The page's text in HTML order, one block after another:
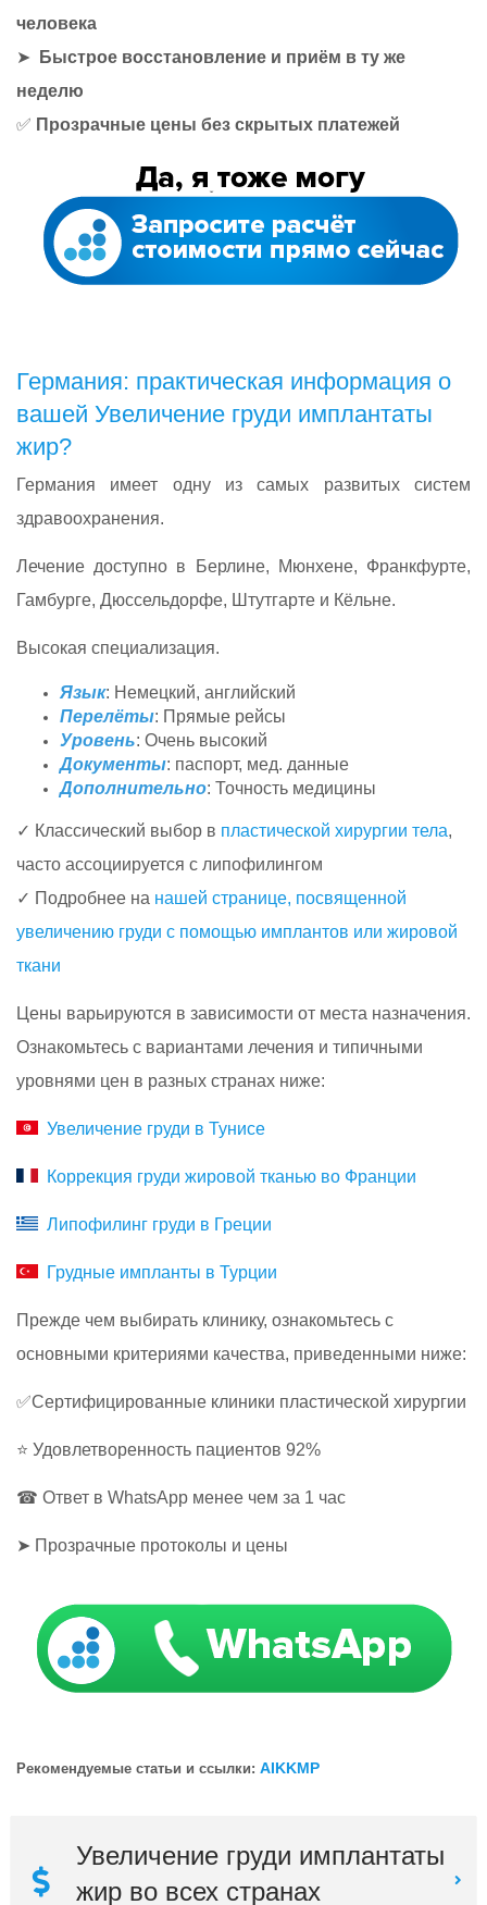
человека
➤
Быстрое восстановление и приём в ту же
неделю
✅ Прозрачные цены без скрытых платежей
Германия: практическая информация о
вашей Увеличение груди имплантаты
жир?
Германия имеет одну из самых развитых систем
здравоохранения.
Лечение доступно в Берлине, Мюнхене, Франкфурте,
Гамбурге, Дюссельдорфе, Штутгарте и Кёльне.
Высокая специализация.
Язык: Немецкий, английский
Перелёты: Прямые рейсы
Уровень: Очень высокий
Документы: паспорт, мед. данные
Дополнительно: Точность медицины
✓ Классический выбор в пластической хирургии тела,
часто ассоциируется с липофилингом
✓ Подробнее на нашей странице, посвященной
увеличению груди с помощью имплантов или жировой
ткани
Цены варьируются в зависимости от места назначения.
Ознакомьтесь с вариантами лечения и типичными
уровнями цен в разных странах ниже:
Увеличение груди в Тунисе
Коррекция груди жировой тканью во Франции
Липофилинг груди в Греции
Грудные импланты в Турции
Прежде чем выбирать клинику, ознакомьтесь с
основными критериями качества, приведенными ниже:
✅Сертифицированные клиники пластической хирургии
⭐ Удовлетворенность пациентов 92%
☎ Ответ в WhatsApp менее чем за 1 час
➤ Прозрачные протоколы и цены
Рекомендуемые статьи и ссылки: AIKKMP
Увеличение груди имплантаты
жир во всех странах